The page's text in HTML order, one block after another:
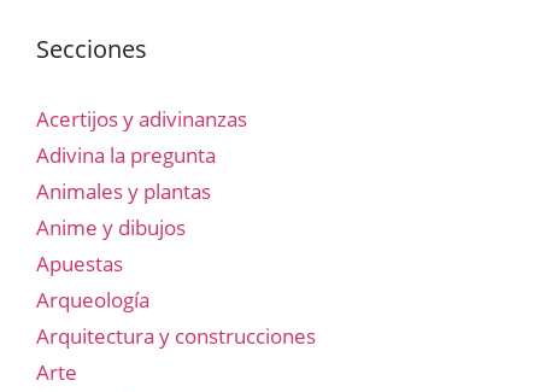
Secciones
Acertijos y adivinanzas
Adivina la pregunta
Animales y plantas
Anime y dibujos
Apuestas
Arqueología
Arquitectura y construcciones
Arte